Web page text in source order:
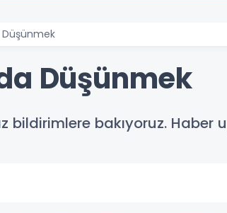
Düşünmek
Düşünmek
bakıyoruz. Haber